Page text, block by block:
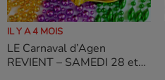
IL Y A 4 MOIS
LE Carnaval d’Agen
REVIENT – SAMEDI 28 et